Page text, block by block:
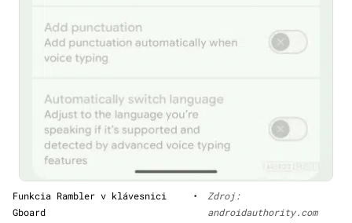
Funkcia Rambler v klávesnici
Gboard
•
Zdroj:
androidauthority.com